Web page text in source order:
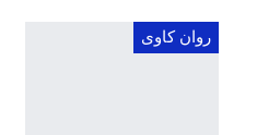
روان کاوی